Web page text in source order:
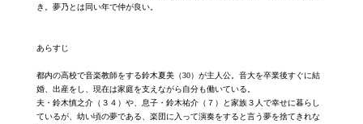
き。夢乃とは同い年で仲が良い。
あらすじ
都内の高校で音楽教師をする鈴木夏美（30）が主人公。音大を卒業後すぐに結
婚、出産をし、現在は家庭を支えながら自分も働いている。
夫・鈴木慎之介（３４）や、息子・鈴木祐介（７）と家族３人で幸せに暮らし
ているが、幼い頃の夢である、楽団に入って演奏をすると言う夢を捨てきれな